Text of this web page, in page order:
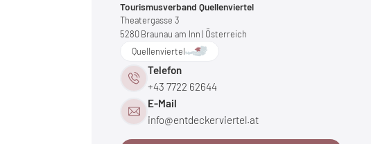
Tourismusverband Quellenviertel
Theatergasse 3
5280Braunau am Inn | Österreich
Quellenviertel
Telefon
+43 7722 62644
E-Mail
info@entdeckerviertel.at